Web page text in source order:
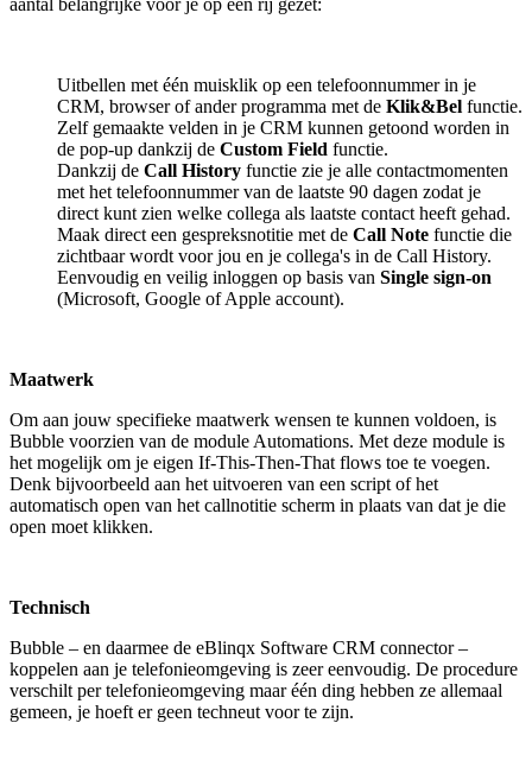
Uitbellen met één muisklik op een telefoonnummer in je
CRM, browser of ander programma met de Klik&Bel functie.
Zelf gemaakte velden in je CRM kunnen getoond worden in
de pop-up dankzij de Custom Field functie.
Dankzij de Call History functie zie je alle contactmomenten
met het telefoonnummer van de laatste 90 dagen zodat je
direct kunt zien welke collega als laatste contact heeft gehad.
Maak direct een gespreksnotitie met de Call Note functie die
zichtbaar wordt voor jou en je collega's in de Call History.
Eenvoudig en veilig inloggen op basis van Single sign-on
(Microsoft, Google of Apple account).
Maatwerk
Om aan jouw specifieke maatwerk wensen te kunnen voldoen, is
Bubble voorzien van de module Automations. Met deze module is
het mogelijk om je eigen If-This-Then-That flows toe te voegen.
Denk bijvoorbeeld aan het uitvoeren van een script of het
automatisch open van het callnotitie scherm in plaats van dat je die
open moet klikken.
Technisch
Bubble – en daarmee de eBlinqx Software CRM connector –
koppelen aan je telefonieomgeving is zeer eenvoudig. De procedure
verschilt per telefonieomgeving maar één ding hebben ze allemaal
gemeen, je hoeft er geen techneut voor te zijn.